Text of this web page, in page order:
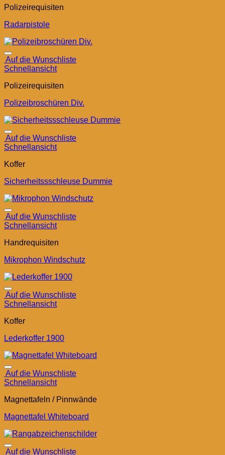
Polizeirequisiten
Radarpistole
Auf die Wunschliste
Schnellansicht
Polizeirequisiten
Polizeibroschüren Div.
Auf die Wunschliste
Schnellansicht
Koffer
Sicherheitssschleuse Dummie
Auf die Wunschliste
Schnellansicht
Handrequisiten
Mikrophon Windschutz
Auf die Wunschliste
Schnellansicht
Koffer
Lederkoffer 1900
Auf die Wunschliste
Schnellansicht
Magnettafeln / Pinnwände
Magnettafel Whiteboard
Auf die Wunschliste